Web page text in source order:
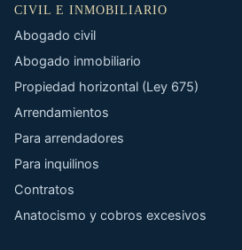
CIVIL E INMOBILIARIO
Abogado civil
Abogado inmobiliario
Propiedad horizontal (Ley 675)
Arrendamientos
Para arrendadores
Para inquilinos
Contratos
Anatocismo y cobros excesivos